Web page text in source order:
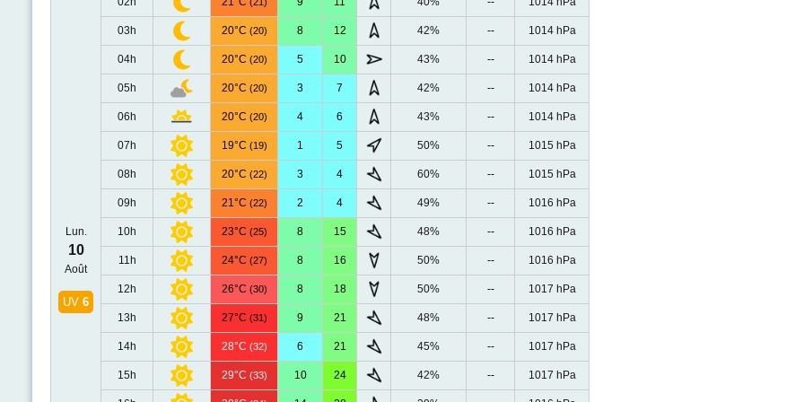
Lun.
10
Août
UV 6
03h 20°C (20) 8 12 42% -- 1014 hPa
04h 20°C (20) 5 10 43% -- 1014 hPa
05h 20°C (20) 3 7 42% -- 1014 hPa
06h 20°C (20) 4 6 43% -- 1014 hPa
07h 19°C (19) 1 5 50% -- 1015 hPa
08h 20°C (22) 3 4 60% -- 1015 hPa
09h 21°C (22) 2 4 49% -- 1016 hPa
10h 23°C (25) 8 15 48% -- 1016 hPa
11h 24°C (27) 8 16 50% -- 1016 hPa
12h 26°C (30) 8 18 50% -- 1017 hPa
13h 27°C (31) 9 21 48% -- 1017 hPa
14h 28°C (32) 6 21 45% -- 1017 hPa
15h 29°C (33) 10 24 42% -- 1017 hPa